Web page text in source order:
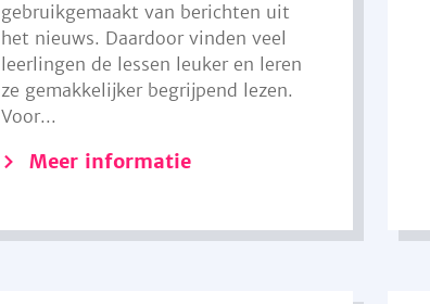
gebruikgemaakt van berichten uit
het nieuws. Daardoor vinden veel
leerlingen de lessen leuker en leren
ze gemakkelijker begrijpend lezen.
Voor...
Meer informatie